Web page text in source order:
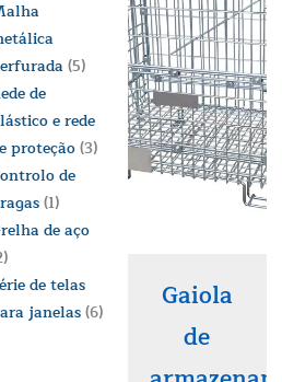
(5)
de
e rede
proteção(3)
de
(1)
de aço
de telas
janelas(6)
Gaiola
de